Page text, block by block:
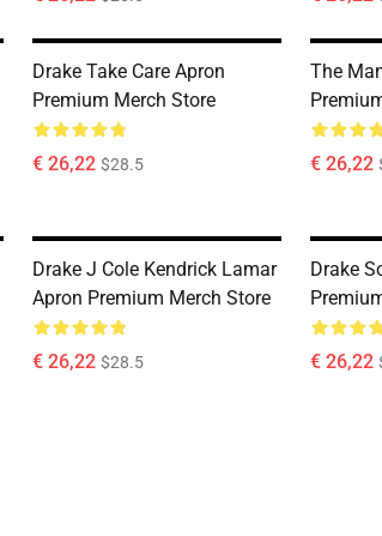
Drake Take Care Apron
Premium Merch Store
€ 26,22 $28.5
The
€ 26,22
Drake J Cole Kendrick Lamar
Apron Premium Merch Store
€ 26,22 $28.5
Drake
€ 26,22